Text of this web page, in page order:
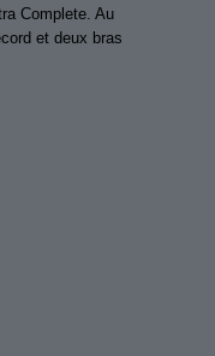
Complete. Au
et deux bras